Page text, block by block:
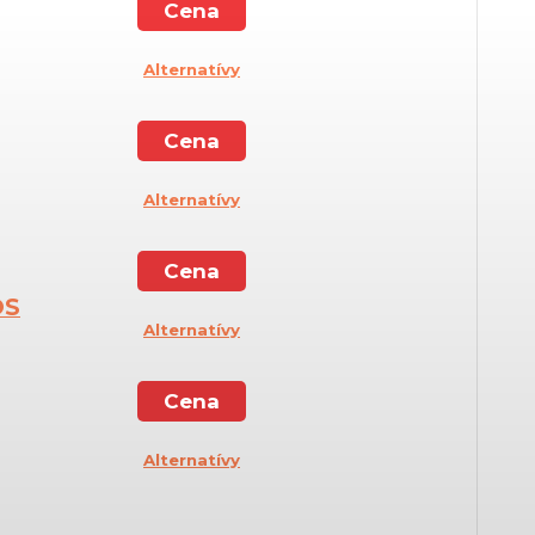
Cena
Alternatívy
Cena
Alternatívy
Cena
Alternatívy
Cena
Alternatívy